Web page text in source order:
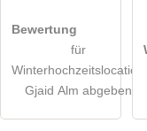
Die
öffentliche Frage
Bewertung
für
Winterhochzeitslocation
Gjaid Alm abgeben